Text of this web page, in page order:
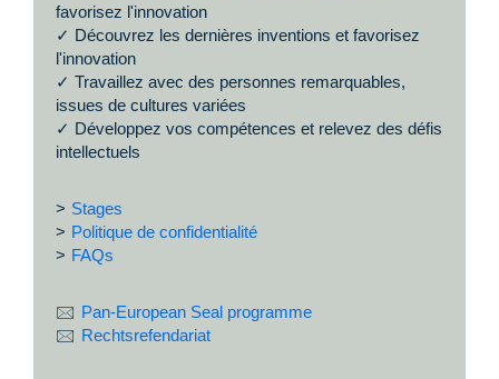
favorisez l'innovation
✓ Découvrez les dernières inventions et favorisez
l'innovation
✓ Travaillez avec des personnes remarquables,
issues de cultures variées
✓ Développez vos compétences et relevez des défis
intellectuels
> Stages
> Politique de confidentialité
> FAQs
🖂 Pan-European Seal programme
🖂 Rechtsrefendariat